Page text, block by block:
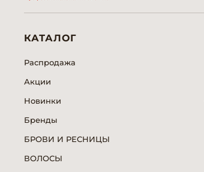
КАТАЛОГ
Распродажа
Акции
Новинки
Бренды
БРОВИ И РЕСНИЦЫ
ВОЛОСЫ